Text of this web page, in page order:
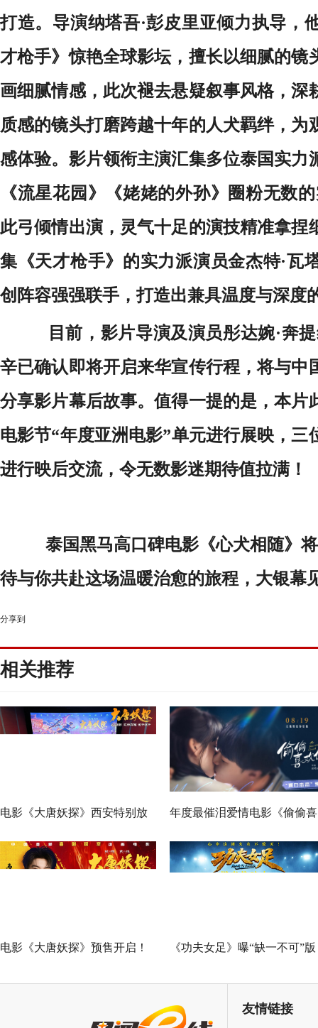
打造。导演纳塔吾·彭皮里亚倾力执导，
才枪手》惊艳全球影坛，擅长以细腻的镜
画细腻情感，此次褪去悬疑叙事风格，深
质感的镜头打磨跨越十年的人犬羁绊，为
感体验。影片领衔主演汇集多位泰国实力
《流星花园》《姥姥的外孙》圈粉无数
此弓倾情出演，灵气十足的演技精准拿捏
集《天才枪手》的实力派演员金杰特·瓦
创阵容强强联手，打造出兼具温度与深度
目前，影片导演及演员彤达婉·奔提
辛已确认即将开启来华宣传行程，将与中
分享影片幕后故事。值得一提的是，本片
电影节“年度亚洲电影”单元进行展映，三
进行映后交流，令无数影迷期待值拉满！
泰国黑马高口碑电影《心犬相随》将
待与你共赴这场温暖治愈的旅程，大银幕
分享到
相关推荐
电影《大唐妖探》西安特别放
映 开启古城合家欢奇幻冒险！
年度最催泪爱情电影《偷偷喜
欢你》发布 “夏日恋恋” 版预
七夕解锁盛夏暗恋毕业季离别
电影《大唐妖探》预售开启！ 《功夫女足》曝“缺一不可”版
力量 友情链接